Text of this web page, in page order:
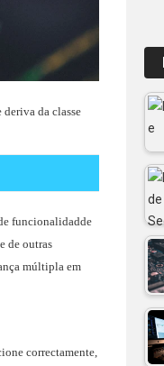
deriva da classe
funcionalidadde
de outras
múltipla em
correctamente,